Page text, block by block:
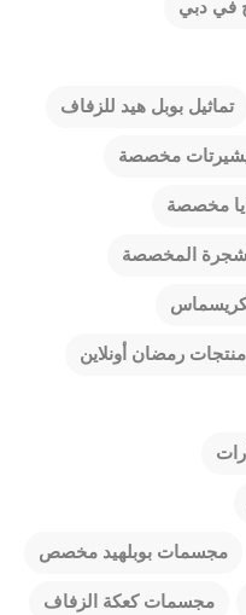
في دبي
تماثيل بوبل هيد للزفاف
مخصصة
مخصصة
المخصصة
رمضان أونلاين
مجسمات بوبلهيد مخصص
مجسمات كعكة الزفاف